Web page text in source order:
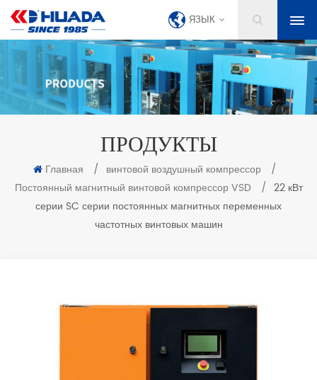
ЯЗЫК
ПРОДУКТЫ
Главная / винтовой воздушный компрессор
/
Постоянный магнитный винтовой компрессор VSD
/ 22 кВт
серии SC серии постоянных магнитных переменных
частотных винтовых машин